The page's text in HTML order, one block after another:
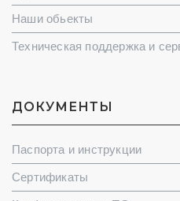
Наши обьекты
Техническая поддержка и
ДОКУМЕНТЫ
Паспорта и инструкции
Сертификаты